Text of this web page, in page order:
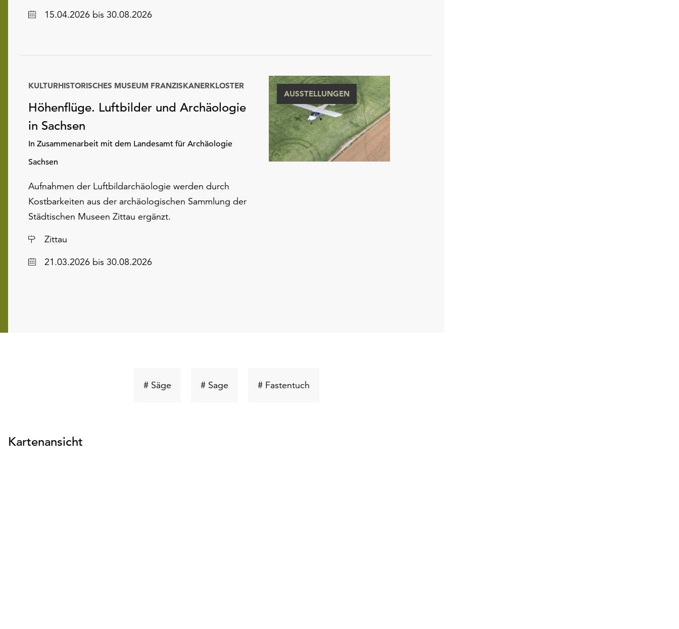
Datum15.04.2026 bis 30.08.2026
Höhenflüge. Luftbilder und Archäologie
in Sachsen
In Zusammenarbeit mit dem Landesamt für Archäologie
Sachsen
KULTURHISTORISCHES MUSEUM FRANZISKANERKLOSTER
Aufnahmen der Luftbildarchäologie werden durch
Kostbarkeiten aus der archäologischen Sammlung der
Städtischen Museen Zittau ergänzt.
Ort
Zittau
Datum21.03.2026 bis 30.08.2026
AUSSTELLUNGEN
# SägeSchlüsselwort
# SageSchlüsselwort# FastentuchSchlüsselwort
Kartenansicht